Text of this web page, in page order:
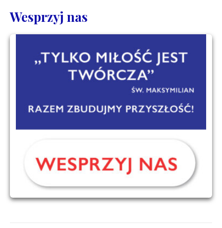
Wesprzyj nas